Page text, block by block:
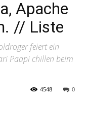
Apache
// Liste
feiert ein
Paapi chillen beim
0
4548